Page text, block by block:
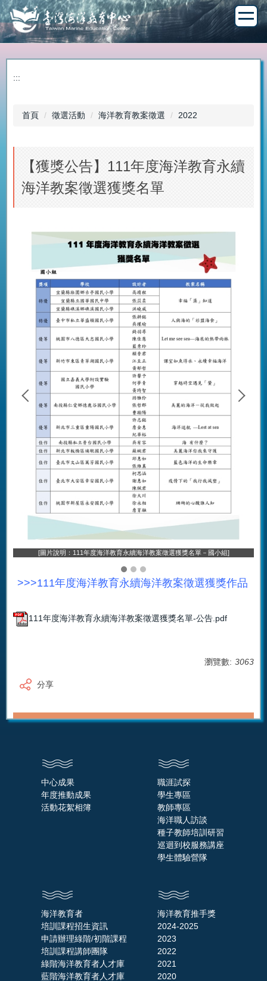
跳
到
主
要
內
:::
首頁 徵選活動 海洋教育教案徵選 2022
【獲獎公告】111年度海洋教育永續
海洋教案徵選獲獎名單
[圖片說明：111年度海洋教育永續海洋教案徵選獲獎名單－國小組]
>>>111年度海洋教育永續海洋教案徵選獲獎作品
111年度海洋教育永續海洋教案徵選獲獎名單-公告.pdf
瀏覽數: 3063
分享
中心成果
年度推動成果
活動花絮相簿
職涯試探
學生專區
教師專區
海洋職人訪談
種子教師培訓研習
巡迴到校服務講座
學生體驗營隊
海洋教育者
培訓課程招生資訊
申請辦理綠階/初階課程
培訓課程講師團隊
綠階海洋教育者人才庫
藍階海洋教育者人才庫
海洋教育推手獎
2024-2025
2023
2022
2021
2020